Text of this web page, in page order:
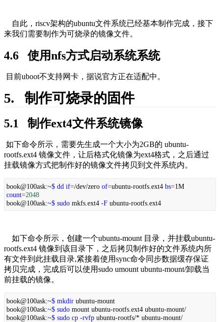
来我们需要制作为可烧录的镜像文件。
4.6   使用nfs方式启动系统系统
目前uboot不支持网卡，据说官方正在适配中。
5.   制作可烧录的固件
5.1   制作ext4文件系统镜像
如下命令所示，需要先生成一个大小为2GB的 ubuntu-
rootfs.ext4 镜像文件，让后格式化镜像为ext4格式，之后通过
挂载镜像方式把制作好的镜像文件拷贝到文件系统内。
book@100ask:~$ dd if=/dev/zero of=ubuntu-rootfs.ext4 bs=1M
count=2048
book@100ask:~$ sudo mkfs.ext4 -F ubuntu-rootfs.ext4
rootfs.ext4 镜像到该目录下，之后拷贝制作好的文件系统内所
有文件到此挂载目录,紧接着使用sync命令同步数据缓存保证
拷贝完成，完成后可以使用sudo umount ubuntu-mount/卸载当
前挂载的镜像。
book@100ask:~$ mkdir ubuntu-mount
book@100ask:~$ sudo mount ubuntu-rootfs.ext4 ubuntu-mount/
book@100ask:~$ sudo cp -rvfp ubuntu-rootfs/* ubuntu-mount/